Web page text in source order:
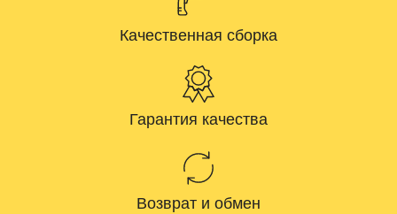
Качественная сборка
Гарантия качества
Возврат и обмен